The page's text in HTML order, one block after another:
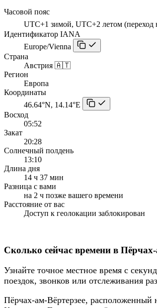
Часовой пояс
UTC+1 зимой, UTC+2 летом (переход
Идентификатор IANA
Europe/Vienna
Страна
Австрия 🇦🇹
Регион
Европа
Координаты
46.64°N, 14.14°E
Восход
05:52
Закат
20:28
Солнечный полдень
13:10
Длина дня
14 ч 37 мин
Разница с вами
на 2 ч позже вашего времени
Расстояние от вас
Доступ к геолокации заблокирован
Сколько сейчас времени в Пёрчах-
Узнайте точное местное время с
поездок, звонков или отслеживания
Пёрчах-ам-Вёртерзее, расположенный